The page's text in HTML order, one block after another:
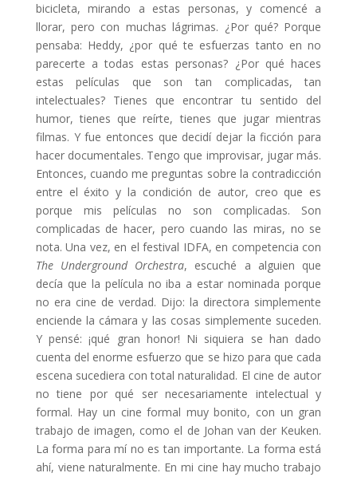
bicicleta, mirando a estas personas, y comencé a
llorar, pero con muchas lágrimas. ¿Por qué? Porque
pensaba: Heddy, ¿por qué te esfuerzas tanto en no
parecerte a todas estas personas? ¿Por qué haces
estas películas que son tan complicadas, tan
intelectuales? Tienes que encontrar tu sentido del
humor, tienes que reírte, tienes que jugar mientras
filmas. Y fue entonces que decidí dejar la ficción para
hacer documentales. Tengo que improvisar, jugar más.
Entonces, cuando me preguntas sobre la contradicción
entre el éxito y la condición de autor, creo que es
porque mis películas no son complicadas. Son
complicadas de hacer, pero cuando las miras, no se
nota. Una vez, en el festival IDFA, en competencia con
The Underground Orchestra, escuché a alguien que
decía que la película no iba a estar nominada porque
no era cine de verdad. Dijo: la directora simplemente
enciende la cámara y las cosas simplemente suceden.
Y pensé: ¡qué gran honor! Ni siquiera se han dado
cuenta del enorme esfuerzo que se hizo para que cada
escena sucediera con total naturalidad. El cine de autor
no tiene por qué ser necesariamente intelectual y
formal. Hay un cine formal muy bonito, con un gran
trabajo de imagen, como el de Johan van der Keuken.
La forma para mí no es tan importante. La forma está
ahí, viene naturalmente. En mi cine hay mucho trabajo